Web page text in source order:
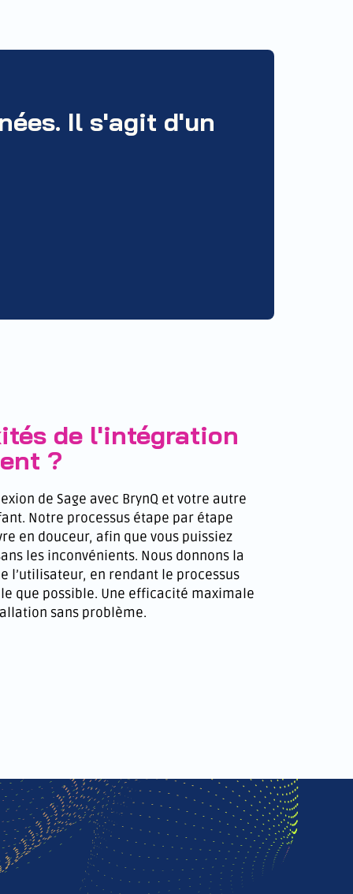
Il s'agit d'un
de l'intégration
?
de Sage avec BrynQ et votre autre
Notre processus étape par étape
en douceur, afin que vous puissiez
les inconvénients. Nous donnons la
l’utilisateur, en rendant le processus
que possible. Une efficacité maximale
sans problème.